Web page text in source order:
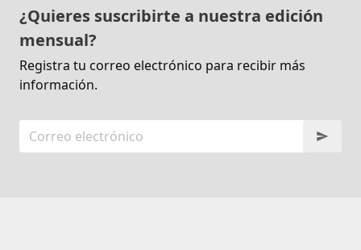
¿Quieres suscribirte a nuestra edición
mensual?
Registra tu correo electrónico para recibir más
información.